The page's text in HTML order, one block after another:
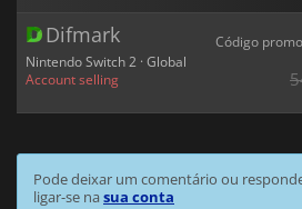
Difmark
Nintendo Switch 2 · Global
Account selling
Código
Pode deixar um comentário ou
ligar-se nasua conta